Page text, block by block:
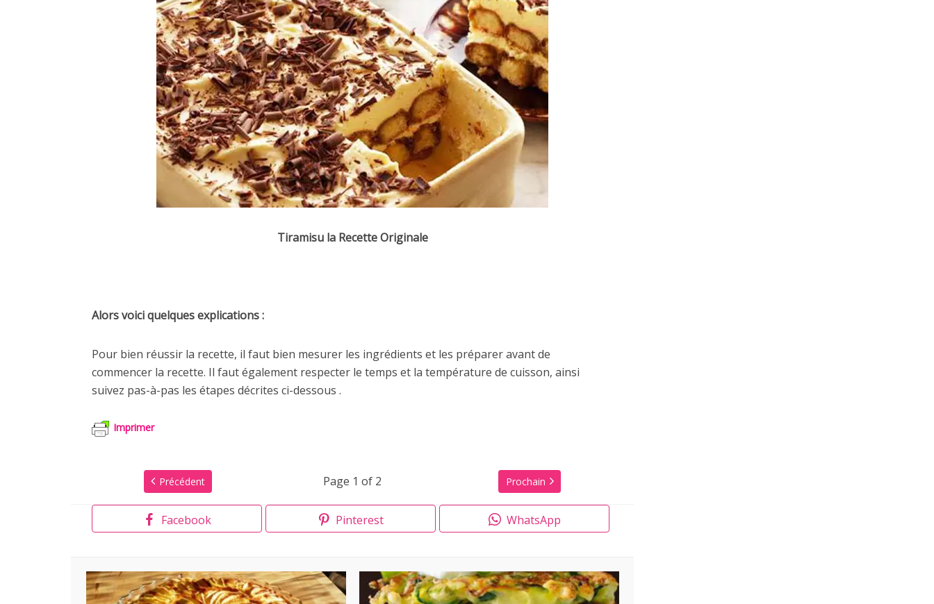
Tiramisu la Recette Originale
Alors voici quelques explications :
Pour bien réussir la recette, il faut bien mesurer les ingrédients et les préparer avant de
commencer la recette. Il faut également respecter le temps et la température de cuisson, ainsi
suivez pas-à-pas les étapes décrites ci-dessous .
Imprimer
Page 1 of 2
Précédent Prochain
Facebook Pinterest WhatsApp